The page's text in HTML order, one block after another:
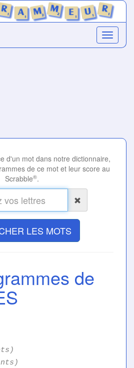
d'un mot dans notre dictionnaire,
de ce mot et leur score au
Scrabble®.
LES MOTS
de